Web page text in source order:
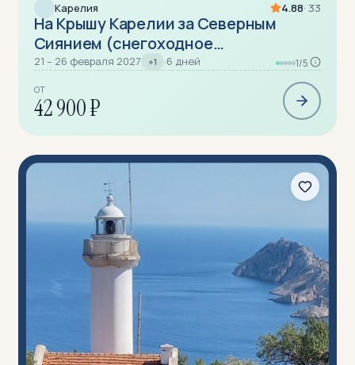
Карелия 4.88· 33
На Крышу Карелии за Северным
Сиянием (снегоходное
приключение)
21 – 26 февраля 2027 +1 ·6 дней 1/5
ОТ
42 900 ₽